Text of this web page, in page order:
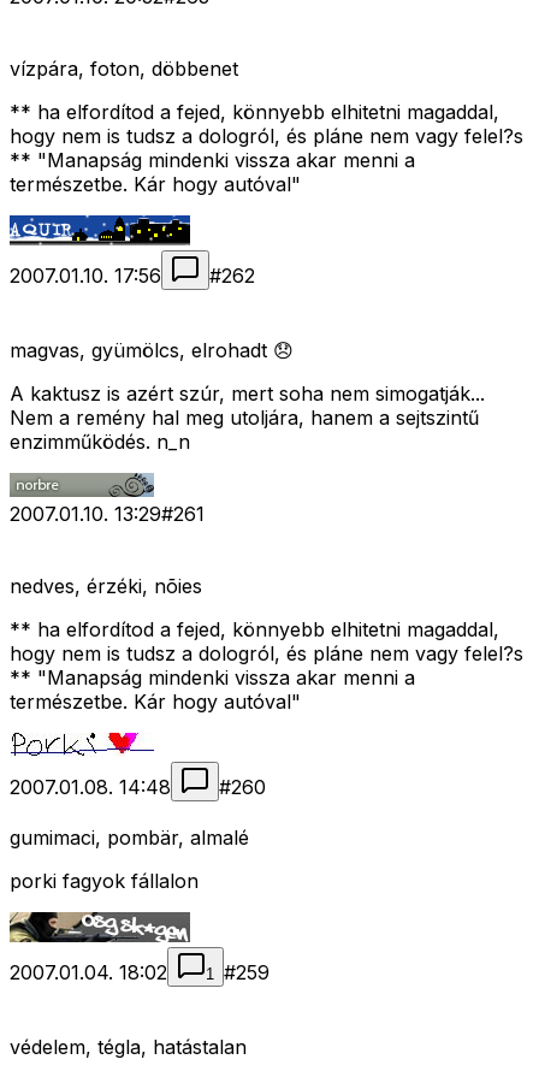
vízpára, foton, döbbenet
** ha elfordítod a fejed, könnyebb elhitetni magaddal,
hogy nem is tudsz a dologról, és pláne nem vagy felel?s
** "Manapság mindenki vissza akar menni a
természetbe. Kár hogy autóval"
2007.01.10. 17:56 #262
magvas, gyümölcs, elrohadt 😞
A kaktusz is azért szúr, mert soha nem simogatják...
Nem a remény hal meg utoljára, hanem a sejtszintű
enzimműködés. n_n
2007.01.10. 13:29#261
nedves, érzéki, nõies
** ha elfordítod a fejed, könnyebb elhitetni magaddal,
hogy nem is tudsz a dologról, és pláne nem vagy felel?s
** "Manapság mindenki vissza akar menni a
természetbe. Kár hogy autóval"
2007.01.08. 14:48 #260
gumimaci, pombär, almalé
porki fagyok fállalon
2007.01.04. 18:02 1 #259
védelem, tégla, hatástalan